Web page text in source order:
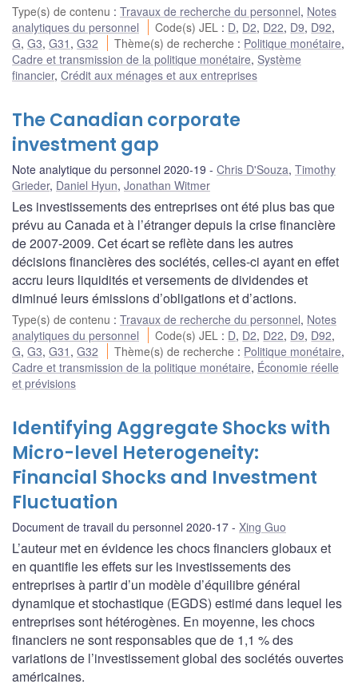
Type(s) de contenu : Travaux de recherche du personnel, Notes
analytiques du personnel
Code(s) JEL : D, D2, D22, D9, D92,
G, G3, G31 , G32 Thème(s) de recherche : Politique monétaire,
Cadre et transmission de la politique monétaire, Système
financier, Crédit aux ménages et aux entreprises
The Canadian corporate
investment gap
Note analytique du personnel 2020-19 Chris D'Souza, Timothy
Grieder, Daniel Hyun, Jonathan Witmer
Les investissements des entreprises ont été plus bas que
prévu au Canada et à l’étranger depuis la crise financière
de 2007-2009. Cet écart se reflète dans les autres
décisions financières des sociétés, celles-ci ayant en effet
accru leurs liquidités et versements de dividendes et
diminué leurs émissions d’obligations et d’actions.
Type(s) de contenu : Travaux de recherche du personnel, Notes
analytiques du personnel
Code(s) JEL : D, D2, D22, D9, D92,
G, G3, G31 , G32 Thème(s) de recherche : Politique monétaire,
Cadre et transmission de la politique monétaire, Économie réelle
et prévisions
Identifying Aggregate Shocks with
Micro-level Heterogeneity:
Financial Shocks and Investment
Fluctuation
Document de travail du personnel 2020-17 Xing Guo
L’auteur met en évidence les chocs financiers globaux et
en quantifie les effets sur les investissements des
entreprises à partir d’un modèle d’équilibre général
dynamique et stochastique (EGDS) estimé dans lequel les
entreprises sont hétérogènes. En moyenne, les chocs
financiers ne sont responsables que de 1,1 % des
variations de l’investissement global des sociétés ouvertes
américaines.